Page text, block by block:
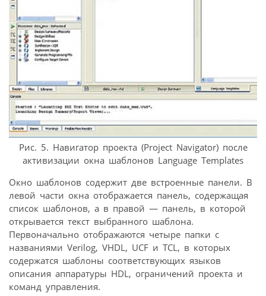
Рис. 5. Навигатор проекта (Project Navigator) после
активизации окна шаблонов Language Templates
Окно шаблонов содержит две встроенные панели. В
левой части окна отображается панель, содержащая
список шаблонов, а в правой — панель, в которой
открывается текст выбранного шаблона.
Первоначально отображаются четыре папки с
названиями Verilog, VHDL, UCF и TCL, в которых
содержатся шаблоны соответствующих языков
описания аппаратуры HDL, ограничений проекта и
команд управления.